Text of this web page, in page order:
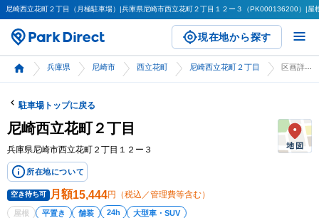
尼崎西立花町２丁目（月極駐車場）|兵庫県尼崎市西立花町２丁目１２ー３（PK000136200）|
現在地から探す
兵庫県 尼崎市 西立花町 尼崎西立花町２丁目
駐車場トップに戻る
尼崎西立花町２丁目
兵庫県尼崎市西立花町２丁目１２ー３
所在地について
空き待ち可 月額15,444円（税込／管理費等含む）
屋根 平置き 舗装 24h 大型車・SUV